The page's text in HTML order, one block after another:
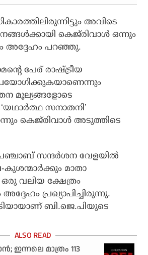
അവിടെ
കെജ്‌രിവാള്‍ ഒന്നും
അദ്ദേഹം പറഞ്ഞു.
പേര് രാഷ്ട്രീയ
മൂല്യങ്ങളോടെ
സനാതനി’
കെജ്‌രിവാള്‍ അടുത്തിടെ
സന്ദര്‍ശന വേളയില്‍
മാതാ
വലിയ ക്ഷേത്രം
പ്രഖ്യാപിച്ചിരുന്നു.
ബി.ജെ.പിയുടെ
ഇന്നലെ മാത്രം 113